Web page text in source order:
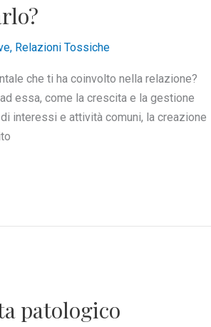
, Relazioni Tossiche
che ti ha coinvolto nella relazione?
essa, come la crescita e la gestione
interessi e attività comuni, la creazione
patologico